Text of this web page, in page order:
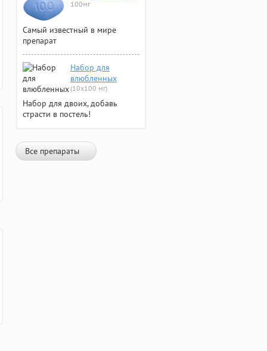
100мг
Самый известный в мире
препарат
Набор для
влюбленных
(10х100 мг)
Набор для двоих, добавь
страсти в постель!
Все препараты